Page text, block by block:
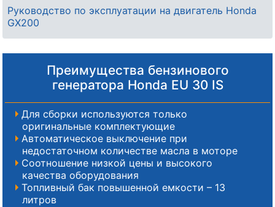
Руководство по эксплуатации на двигатель Honda
GX200
Преимущества бензинового
генератора Honda EU 30 IS
Для сборки используются только
оригинальные комплектующие
Автоматическое выключение при
недостаточном количестве масла в моторе
Соотношение низкой цены и высокого
качества оборудования
Топливный бак повышенной емкости – 13
литров